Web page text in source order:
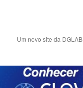
conteúdoUm novo site da DGLAB